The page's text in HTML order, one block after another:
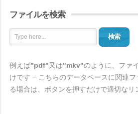
ファイルを検索
検索
例えば"pdf"又は"mkv"のように、ファ
けです – こちらのデータベースに関連
る場合は、ボタンを押すだけで適切なリ